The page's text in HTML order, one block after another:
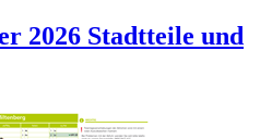
2026 Stadtteile und